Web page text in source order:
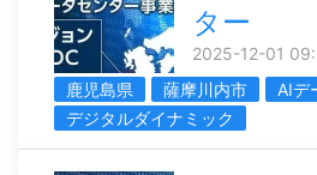
ター
2025-12-01
鹿児島県
薩摩川内市
AIデ
デジタルダイナミック